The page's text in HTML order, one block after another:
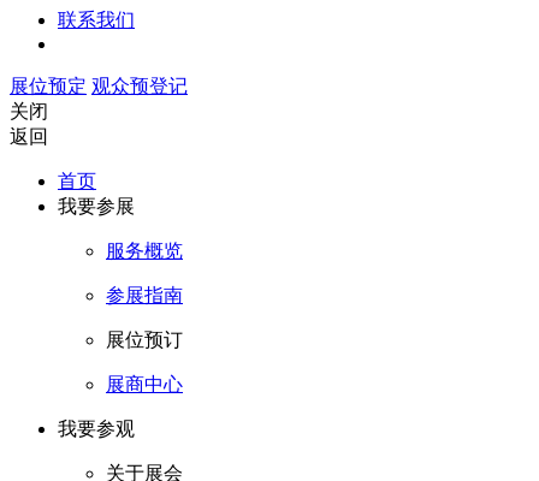
联系我们
展位预定 观众预登记
关闭
返回
首页
我要参展
服务概览
参展指南
展位预订
展商中心
我要参观
关于展会